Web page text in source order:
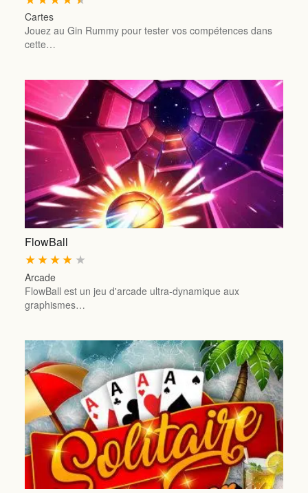
Cartes
Jouez au Gin Rummy pour tester vos compétences dans
cette…
FlowBall
★
★
★
★
★
Arcade
FlowBall est un jeu d'arcade ultra-dynamique aux
graphismes…